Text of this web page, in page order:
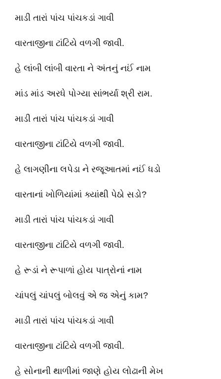
માડી તારાં પાંચ પાંચકડાં ગાવી
વારતાજીના ટાંટિયે વળગી જાવી.
હે લાંબી લાંબી વારતા ને અંતનું નઈં નામ
માંડ માંડ અરધે પોગ્યા સાંભર્યા શ્રી રામ.
માડી તારાં પાંચ પાંચકડાં ગાવી
વારતાજીના ટાંટિયે વળગી જાવી.
હે લાગણીના લપેડા ને રજૂઆતમાં નઈં ધડો
વારતાનાં ખોળિયાંમાં ક્યાંથી પેઠો સડો?
માડી તારાં પાંચ પાંચકડાં ગાવી
વારતાજીના ટાંટિયે વળગી જાવી.
હે રૂડાં ને રૂપાળાં હોય પાત્રોનાં નામ
ચાંપલું ચાંપલું બોલવું એ જ એનું કામ?
માડી તારાં પાંચ પાંચકડાં ગાવી
વારતાજીના ટાંટિયે વળગી જાવી.
હે સોનાની થાળીમાં જાણે હોય લોઢાની મેખ